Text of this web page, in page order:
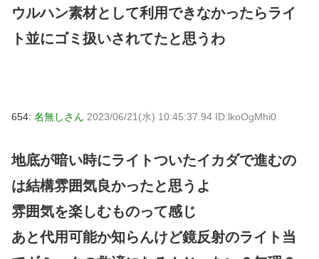
ウルハン素材として利用できなかったらライ
ト並にゴミ扱いされてたと思うわ
654: 名無しさん 2023/06/21(水) 10:45:37.94 ID:lkoOgMhi0
地底が暗い時にライトついたイカダで進むの
は結構雰囲気良かったと思うよ
雰囲気を楽しむものって感じ
あと代用可能か知らんけど鏡反射のライト当